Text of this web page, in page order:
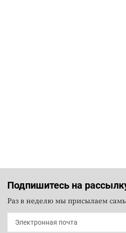
Подпишитесь на
Раз в неделю мы присылаем